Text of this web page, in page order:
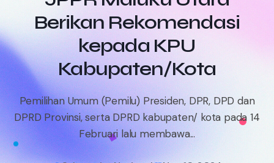
Berikan Rekomendasi
kepada KPU
Kabupaten/Kota
Pemilihan Umum (Pemilu) Presiden, DPR, DPD dan
DPRD Provinsi, serta DPRD kabupaten/ kota pada 14
Februari lalu membawa...